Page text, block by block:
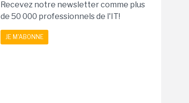
Recevez notre newsletter comme plus
de 50 000 professionnels de l'IT!
JE M'ABONNE